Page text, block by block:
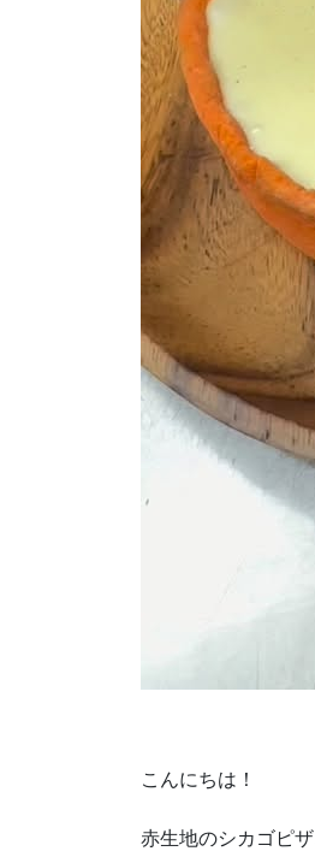
こんにちは！
赤生地のシカゴピ